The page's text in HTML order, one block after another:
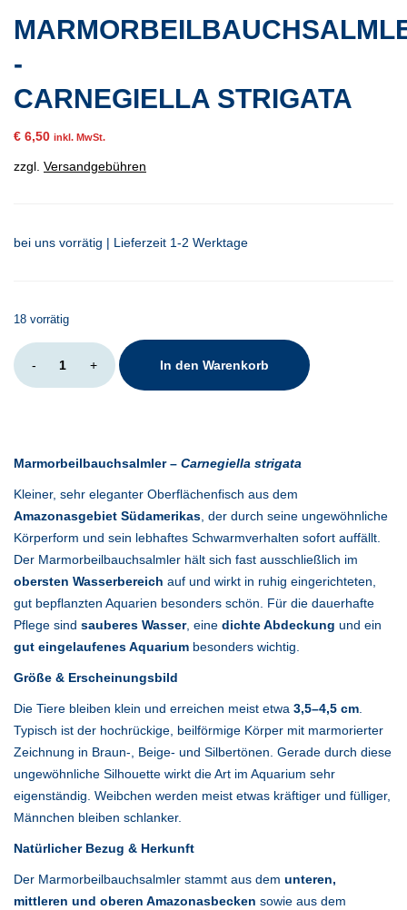
-
CARNEGIELLA STRIGATA
€ 6,50 inkl. MwSt.
zzgl. Versandgebühren
bei uns vorrätig | Lieferzeit 1-2 Werktage
18 vorrätig
-
strigata
Menge
+ In den Warenkorb
Marmorbeilbauchsalmler – Carnegiella strigata
Kleiner, sehr eleganter Oberflächenfisch aus dem
Amazonasgebiet Südamerikas, der durch seine ungewöhnliche
Körperform und sein lebhaftes Schwarmverhalten sofort auffällt.
Der Marmorbeilbauchsalmler hält sich fast ausschließlich im
obersten Wasserbereich auf und wirkt in ruhig eingerichteten,
gut bepflanzten Aquarien besonders schön. Für die dauerhafte
Pflege sind sauberes Wasser, eine dichte Abdeckung und ein
gut eingelaufenes Aquarium besonders wichtig.
Größe & Erscheinungsbild
Die Tiere bleiben klein und erreichen meist etwa 3,5–4,5 cm.
Typisch ist der hochrückige, beilförmige Körper mit marmorierter
Zeichnung in Braun-, Beige- und Silbertönen. Gerade durch diese
ungewöhnliche Silhouette wirkt die Art im Aquarium sehr
eigenständig. Weibchen werden meist etwas kräftiger und fülliger,
Männchen bleiben schlanker.
Natürlicher Bezug & Herkunft
Der Marmorbeilbauchsalmler stammt aus dem unteren,
mittleren und oberen Amazonasbecken sowie aus dem